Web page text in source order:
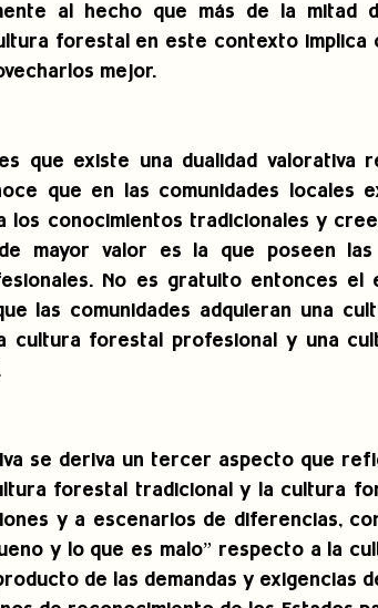
al hecho que más de la mitad
forestal en este contexto implica
mejor.
que existe una dualidad valorativa
que en las comunidades locales
los conocimientos tradicionales y
mayor valor es la que poseen las
No es gratuito entonces el
las comunidades adquieran una
cultura forestal profesional y una
se deriva un tercer aspecto que
forestal tradicional y la cultura
y a escenarios de diferencias,
y lo que es malo” respecto a la
de las demandas y exigencias